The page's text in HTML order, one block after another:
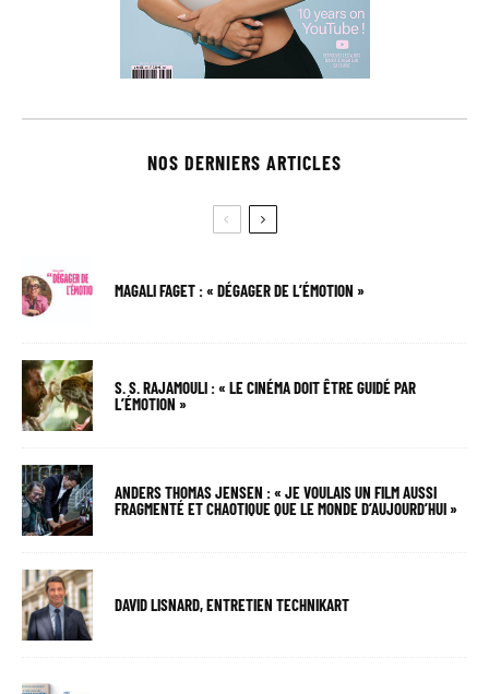
NOS DERNIERS ARTICLES
MAGALI FAGET : « DÉGAGER DE L’ÉMOTION »
S. S. RAJAMOULI : « LE CINÉMA DOIT ÊTRE GUIDÉ PAR
L’ÉMOTION »
ANDERS THOMAS JENSEN : « JE VOULAIS UN FILM AUSSI
FRAGMENTÉ ET CHAOTIQUE QUE LE MONDE D’AUJOURD’HUI »
DAVID LISNARD, ENTRETIEN TECHNIKART